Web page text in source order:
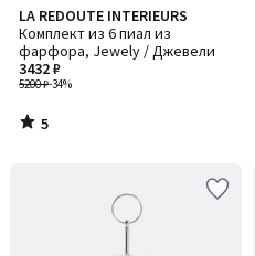
LA REDOUTE INTERIEURS
Комплект из 6 пиал из
фарфора, Jewely / Джевели
5200 ₽-34%
3432 ₽
5
/
5
5
/